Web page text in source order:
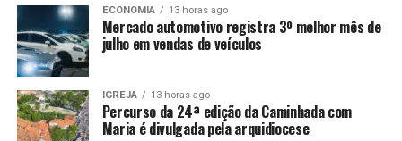
ECONOMIA 13 horas ago
Mercado automotivo registra 3º melhor mês de
julho em vendas de veículos
IGREJA 13 horas ago
Percurso da 24ª edição da Caminhada com
Maria é divulgada pela arquidiocese